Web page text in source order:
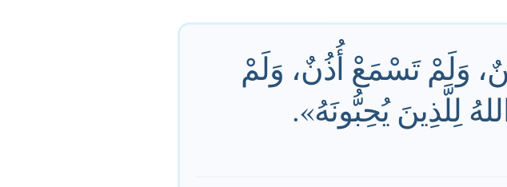
وَلَمْ تَسْمَعْ أُذُنٌ، وَلَمْ
لِلَّذِينَ يُحِبُّونَهُ».